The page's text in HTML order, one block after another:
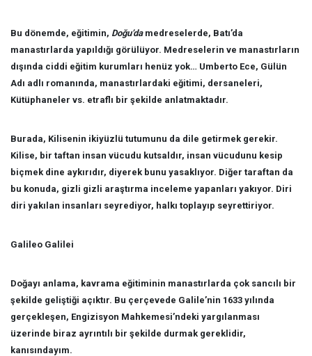
Bu dönemde, eğitimin, Doğu’damedreselerde, Batı’da
manastırlarda yapıldığı görülüyor. Medreselerin ve manastırların
dışında ciddi eğitim kurumları henüz yok… Umberto Ece, Gülün
Adı adlı romanında, manastırlardaki eğitimi, dersaneleri,
Kütüphaneler vs. etraflı bir şekilde anlatmaktadır.
Burada, Kilisenin ikiyüzlü tutumunu da dile getirmek gerekir.
Kilise, bir taftan insan vücudu kutsaldır, insan vücudunu kesip
biçmek dine aykırıdır, diyerek bunu yasaklıyor. Diğer taraftan da
bu konuda, gizli gizli araştırma inceleme yapanları yakıyor. Diri
diri yakılan insanları seyrediyor, halkı toplayıp seyrettiriyor.
Galileo Galilei
Doğayı anlama, kavrama eğitiminin manastırlarda çok sancılı bir
şekilde geliştiği açıktır. Bu çerçevede Galile’nin 1633 yılında
gerçekleşen, Engizisyon Mahkemesi’ndeki yargılanması
üzerinde biraz ayrıntılı bir şekilde durmak gereklidir,
kanısındayım.